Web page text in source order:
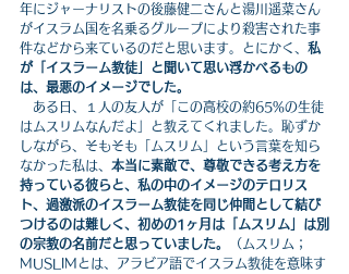
年にジャーナリストの後藤健二さんと湯川遥菜さん
がイスラム国を名乗るグループにより殺害された事
件などから来ているのだと思います。とにかく、 私
が「イスラーム教徒」と聞いて思い浮かべるもの
は、最悪のイメージでした。
ある日、１人の友人が「この高校の約65%の生徒
はムスリムなんだよ」と教えてくれました。恥ずか
しながら、そもそも「ムスリム」という言葉を知ら
なかった私は、 本当に素敵で、尊敬できる考え方を
持っている彼らと、私の中のイメージのテロリス
ト、過激派のイスラーム教徒を同じ仲間として結び
つけるのは難しく、初めの1ヶ月は「ムスリム」は別
の宗教の名前だと思っていました。
（ムスリム；
MUSLIMとは、アラビア語でイスラム教徒を意味す